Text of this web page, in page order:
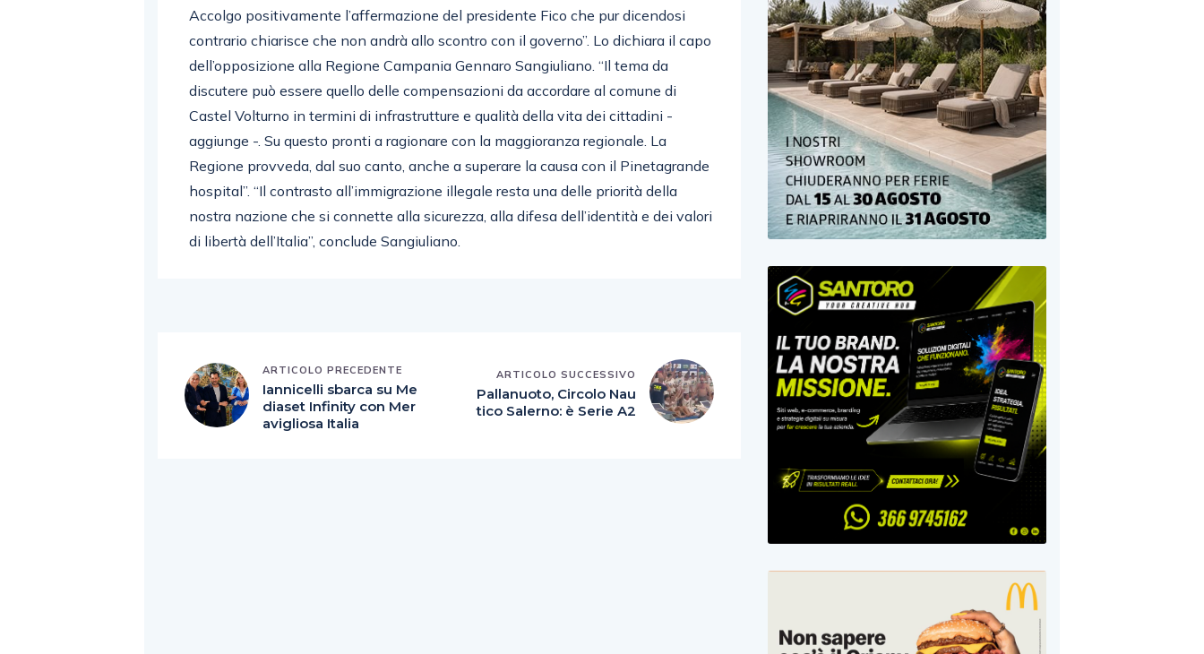
Accolgo positivamente l’affermazione del presidente Fico che pur dicendosi
contrario chiarisce che non andrà allo scontro con il governo”. Lo dichiara il capo
dell’opposizione alla Regione Campania Gennaro Sangiuliano. “Il tema da
discutere può essere quello delle compensazioni da accordare al comune di
Castel Volturno in termini di infrastrutture e qualità della vita dei cittadini -
aggiunge -. Su questo pronti a ragionare con la maggioranza regionale. La
Regione provveda, dal suo canto, anche a superare la causa con il Pinetagrande
hospital”. “Il contrasto all’immigrazione illegale resta una delle priorità della
nostra nazione che si connette alla sicurezza, alla difesa dell’identità e dei valori
di libertà dell’Italia”, conclude Sangiuliano.
ARTICOLO PRECEDENTE
Iannicelli sbarca su Me
diaset Infinity con Mer
avigliosa Italia
ARTICOLO SUCCESSIVO
Pallanuoto, Circolo Nau
tico Salerno: è Serie A2